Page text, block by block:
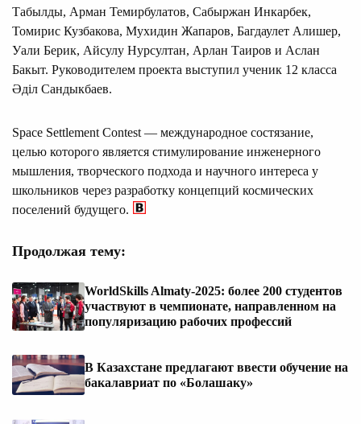
Табылды, Арман Темирбулатов, Сабыржан Инкарбек,
Томирис Кузбакова, Мухидин Жапаров, Багдаулет Алишер,
Уали Берик, Айсулу Нурсултан, Арлан Таиров и Аслан
Бакыт. Руководителем проекта выступил ученик 12 класса
Әділ Сандыкбаев.
Space Settlement Contest — международное состязание,
целью которого является стимулирование инженерного
мышления, творческого подхода и научного интереса у
школьников через разработку концепций космических
поселений будущего.
Продолжая тему:
WorldSkills Almaty-2025: более 200 студентов
участвуют в чемпионате, направленном на
популяризацию рабочих профессий
В Казахстане предлагают ввести обучение на
бакалавриат по «Болашаку»